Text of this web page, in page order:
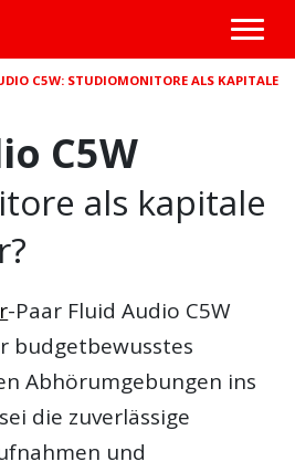
C5W: STUDIOMONITORE ALS KAPITALE
C5W
als kapitale
-Paar Fluid Audio C5W
budgetbewusstes
Abhörumgebungen ins
die zuverlässige
und